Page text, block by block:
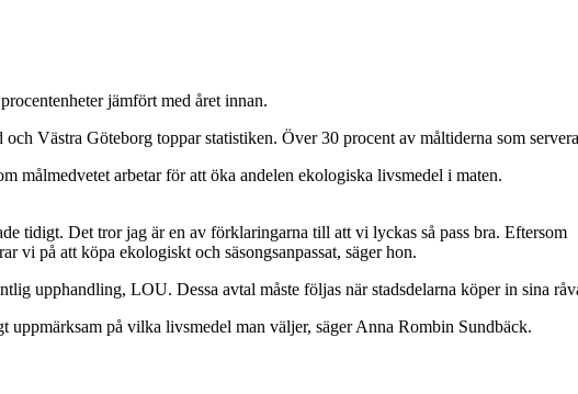
jämfört med året innan.
Västra Göteborg toppar statistiken. Över 30 procent av måltiderna som
målmedvetet arbetar för att öka andelen ekologiska livsmedel i maten.
tidigt. Det tror jag är en av förklaringarna till att vi lyckas så pass bra. Eftersom
vi på att köpa ekologiskt och säsongsanpassat, säger hon.
upphandling, LOU. Dessa avtal måste följas när stadsdelarna köper in sina
uppmärksam på vilka livsmedel man väljer, säger Anna Rombin Sundbäck.